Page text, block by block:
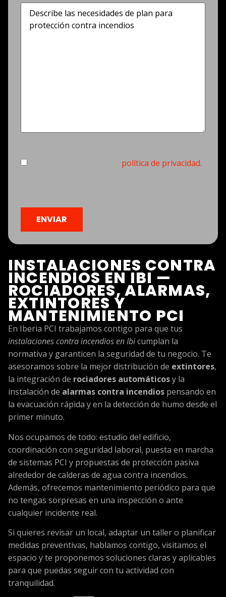
INSTALACIONES CONTRA
INCENDIOS EN IBI —
ROCIADORES, ALARMAS,
EXTINTORES Y
MANTENIMIENTO PCI
En Iberia PCI trabajamos contigo para que tus
instalaciones contra incendios en Ibicumplan la
normativa y garanticen la seguridad de tu negocio. Te
asesoramos sobre la mejor distribución de extintores,
la integración de rociadores automáticosy la
instalación de alarmas contra incendiospensando en
la evacuación rápida y en la detección de humo desde el
primer minuto.
Nos ocupamos de todo: estudio del edificio,
coordinación con seguridad laboral, puesta en marcha
de sistemas PCI y propuestas de protección pasiva
alrededor de calderas de agua contra incendios.
Además, ofrecemos mantenimiento periódico para que
no tengas sorpresas en una inspección o ante
cualquier incidente real.
Si quieres revisar un local, adaptar un taller o planificar
medidas preventivas, hablamos contigo, visitamos el
espacio y te proponemos soluciones claras y aplicables
para que puedas seguir con tu actividad con
tranquilidad.
Describe
las
necesidades
Consentimiento (Obligatorio)política de privacidad.